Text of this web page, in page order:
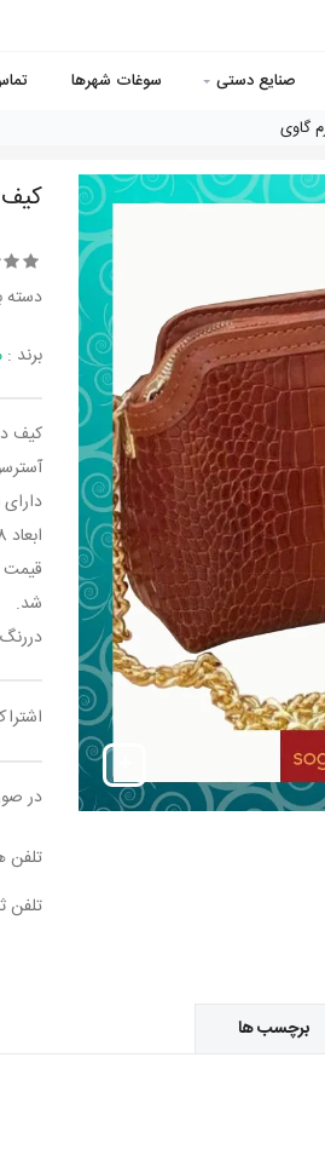
صنایع دستی سوغات شهرها
گاوی
دسته
برند :
کیف
ابعاد 28*20 سانت
قیمت
شد.
در
تلفن
تلفن
برچسب ها